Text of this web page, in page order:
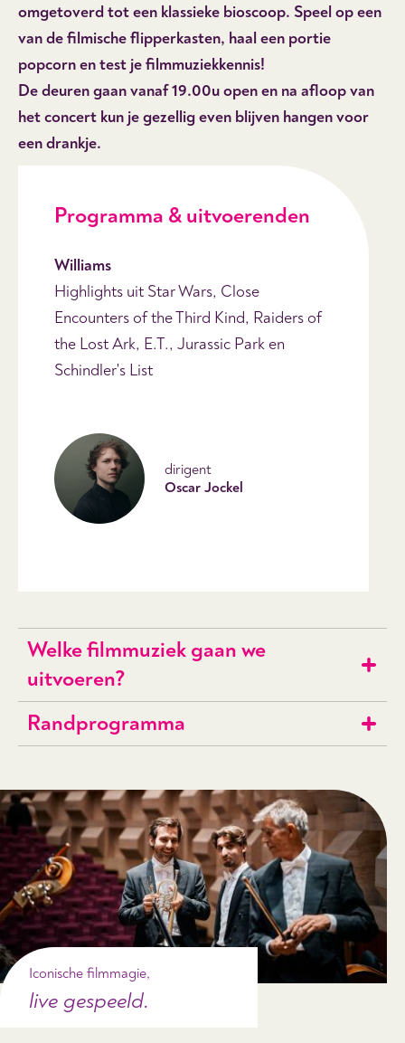
omgetoverd tot een klassieke bioscoop. Speel op een
van de filmische flipperkasten, haal een portie
popcorn en test je filmmuziekkennis!
De deuren gaan vanaf 19.00u open en na afloop van
het concert kun je gezellig even blijven hangen voor
een drankje.
Programma & uitvoerenden
Williams
Highlights uit Star Wars, Close
Encounters of the Third Kind, Raiders of
the Lost Ark, E.T., Jurassic Park en
Schindler's List
dirigent
Oscar Jockel
Welke filmmuziek gaan we
uitvoeren?
Randprogramma
Iconische filmmagie,
live gespeeld.